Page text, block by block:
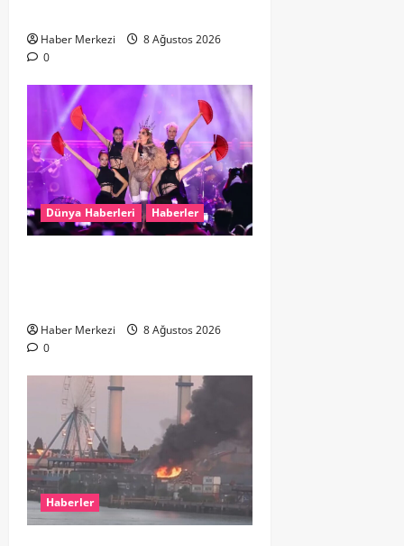
Haber Merkezi
8 Ağustos 2026
0
Dünya Haberleri Haberler
Haber Merkezi
8 Ağustos 2026
0
Haberler